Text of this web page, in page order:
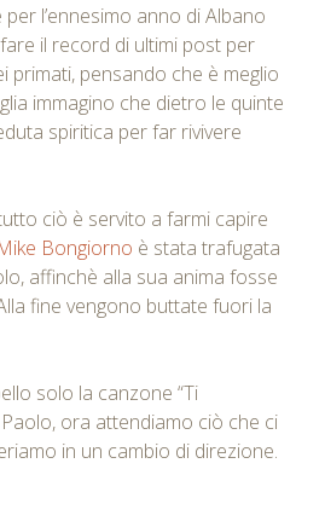
l’ennesimo anno di Albano
il record di ultimi post per
primati, pensando che è meglio
immagino che dietro le quinte
spiritica per far rivivere
ciò è servito a farmi capire
Bongiorno è stata trafugata
affinchè alla sua anima fosse
fine vengono buttate fuori la
solo la canzone “Ti
ora attendiamo ciò che ci
in un cambio di direzione.